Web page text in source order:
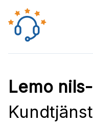
Lemo
Kundtjänst